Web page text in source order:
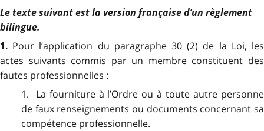
Le texte suivant est la version française d’un règlement
bilingue.
1. Pour l’application du paragraphe 30 (2) de la Loi, les
actes suivants commis par un membre constituent des
fautes professionnelles :
1. La fourniture à l’Ordre ou à toute autre personne
de faux renseignements ou documents concernant sa
compétence professionnelle.